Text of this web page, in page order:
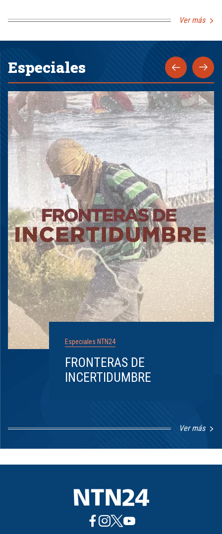
Ver más
Especiales
Especiales NTN24
FRONTERAS DE
INCERTIDUMBRE
Ver más
1
8